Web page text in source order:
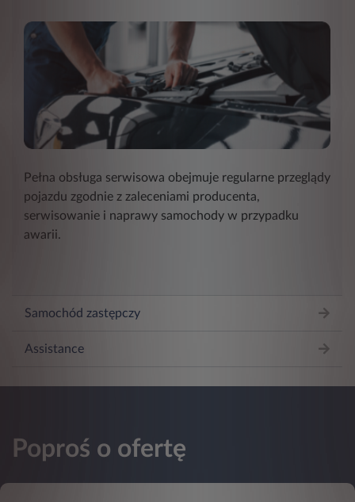
Pełna obsługa serwisowa obejmuje regularne przeglądy
pojazdu zgodnie z zaleceniami producenta,
serwisowanie i naprawy samochody w przypadku
awarii.
Samochód zastępczy
Assistance
Poproś o ofertę